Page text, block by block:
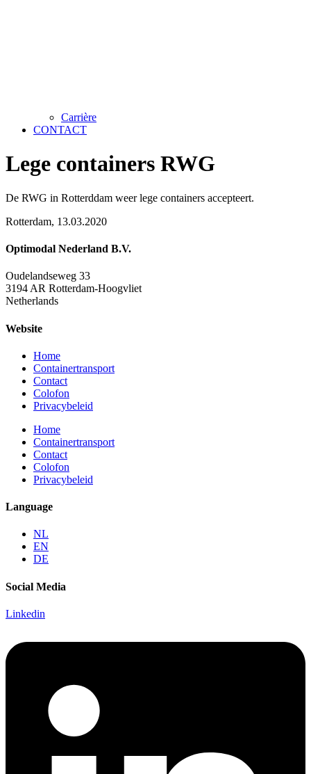
Carrière
CONTACT
Lege containers RWG
De RWG in Rotterddam weer lege containers accepteert.
Rotterdam, 13.03.2020
Optimodal Nederland B.V.
Oudelandseweg 33
3194 AR Rotterdam-Hoogvliet
Netherlands
Website
Home
Containertransport
Contact
Colofon
Privacybeleid
Home
Containertransport
Contact
Colofon
Privacybeleid
Language
NL
EN
DE
Social Media
Linkedin